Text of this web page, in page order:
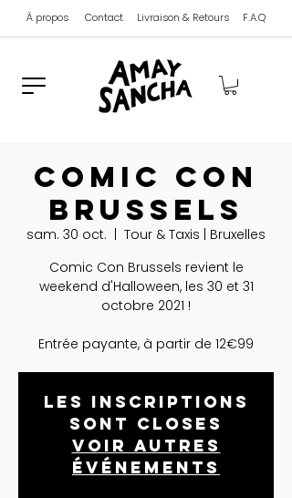
À propos Contact Livraison & Retours F.A.Q
Comic Con
Brussels
sam. 30 oct.
Tour & Taxis | Bruxelles
Comic Con Brussels revient le
weekend d'Halloween, les 30 et 31
octobre 2021 !
Entrée payante, à partir de 12€99
Les inscriptions
sont closes
Voir autres
événements